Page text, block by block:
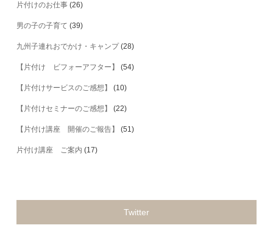
片付けのお仕事 (26)
男の子の子育て (39)
九州子連れおでかけ・キャンプ(28)
【片付け ビフォーアフター】 (54)
【片付けサービスのご感想】 (10)
【片付けセミナーのご感想】 (22)
【片付け講座 開催のご報告】 (51)
片付け講座 ご案内 (17)
Twitter